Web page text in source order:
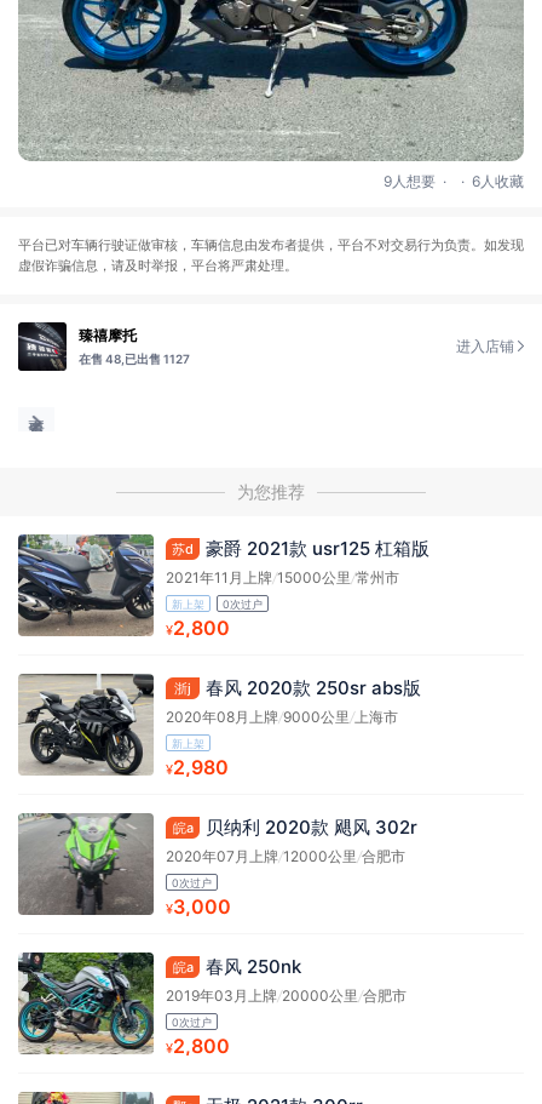
9人想要 . . 6人收藏
平台已对车辆行驶证做审核，车辆信息由发布者提供，平台不对交易行为负责。如发现
虚假诈骗信息，请及时举报，平台将严肃处理。
臻禧摩托
在售 48, 已出售 1127
进入店铺
为您推荐
苏d 豪爵 2021款 usr125 杠箱版
2021年11月上牌/15000公里/常州市
新上架 0次过户
¥2,800
浙j 春风 2020款 250sr abs版
2020年08月上牌/9000公里/上海市
新上架
¥2,980
皖a 贝纳利 2020款 飓风 302r
2020年07月上牌/12000公里/合肥市
0次过户
¥3,000
皖a 春风 250nk
2019年03月上牌/20000公里 /合肥市
0次过户
¥2,800